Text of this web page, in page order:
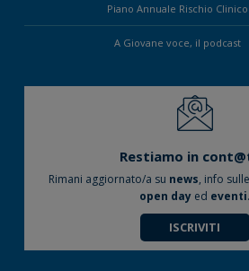
Piano Annuale Rischio Clinico
A Giovane voce, il podcast
Restiamo in
Rimani aggiornato/a su news, info sulle
open day ed eventi.
ISCRIVITI